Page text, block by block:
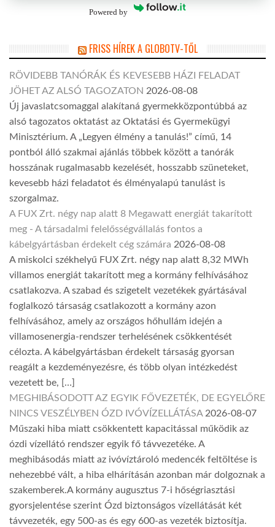
Powered by
FRISS HÍREK A GLOBOTV-TŐL
RÖVIDEBB TANÓRÁK ÉS KEVESEBB HÁZI FELADAT
JÖHET AZ ALSÓ TAGOZATON 2026-08-08
Új javaslatcsomaggal alakítaná gyermekközpontúbbá az
alsó tagozatos oktatást az Oktatási és Gyermekügyi
Minisztérium. A „Legyen élmény a tanulás!” című, 14
pontból álló szakmai ajánlás többek között a tanórák
hosszának rugalmasabb kezelését, hosszabb szüneteket,
kevesebb házi feladatot és élményalapú tanulást is
szorgalmaz.
A FUX Zrt. négy nap alatt 8 Megawatt energiát takarított
meg - A társadalmi felelősségvállalás fontos a
kábelgyártásban érdekelt cég számára 2026-08-08
A miskolci székhelyű FUX Zrt. négy nap alatt 8,32 MWh
villamos energiát takarított meg a kormány felhívásához
csatlakozva. A szabad és szigetelt vezetékek gyártásával
foglalkozó társaság csatlakozott a kormány azon
felhívásához, amely az országos hőhullám idején a
villamosenergia-rendszer terhelésének csökkentését
célozta. A kábelgyártásban érdekelt társaság gyorsan
reagált a kezdeményezésre, és több olyan intézkedést
vezetett be, […]
MEGHIBÁSODOTT AZ EGYIK FŐVEZETÉK, DE EGYELŐRE
NINCS VESZÉLYBEN ÓZD IVÓVÍZELLÁTÁSA 2026-08-07
Műszaki hiba miatt csökkentett kapacitással működik az
ózdi vízellátó rendszer egyik fő távvezetéke. A
meghibásodás miatt az ivóvíztároló medencék feltöltése is
nehezebbé vált, a hiba elhárításán azonban már dolgoznak a
szakemberek.A kormány augusztus 7-i hőségriasztási
gyorsjelentése szerint Ózd biztonságos vízellátását két
távvezeték, egy 500-as és egy 600-as vezeték biztosítja.